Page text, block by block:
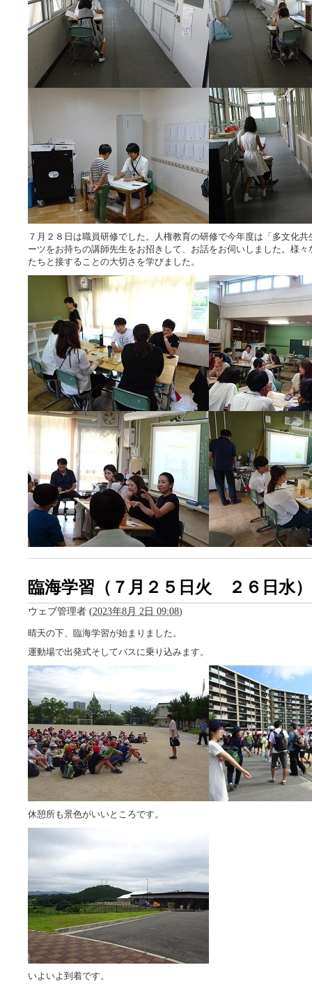
７月２８日は職員研修でした。人権教育の研修で今年度は「多文化
ーツをお持ちの講師先生をお招きして、お話をお伺いしました。様
たちと接することの大切さを学びました。
臨海学習（７月２５日火 ２６日水）
ウェブ管理者 (2023年8月 2日 09:08)
晴天の下、臨海学習が始まりました。
運動場で出発式そしてバスに乗り込みます。
休憩所も景色がいいところです。
いよいよ到着です。